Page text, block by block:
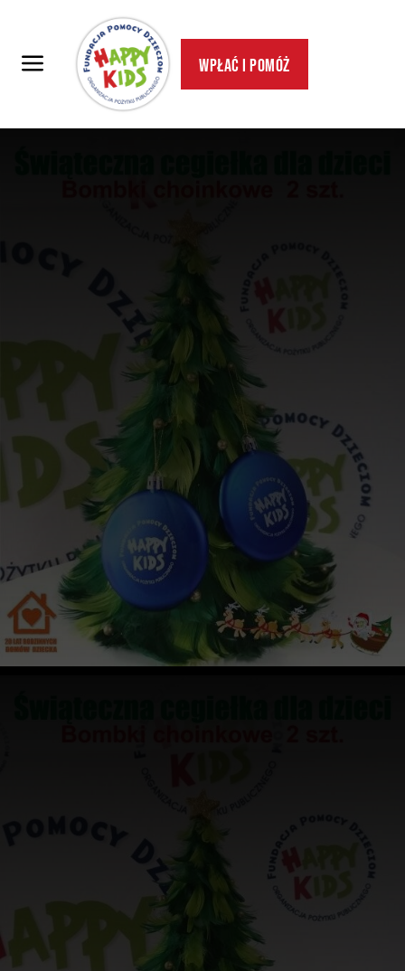
Wpłać i pomóż